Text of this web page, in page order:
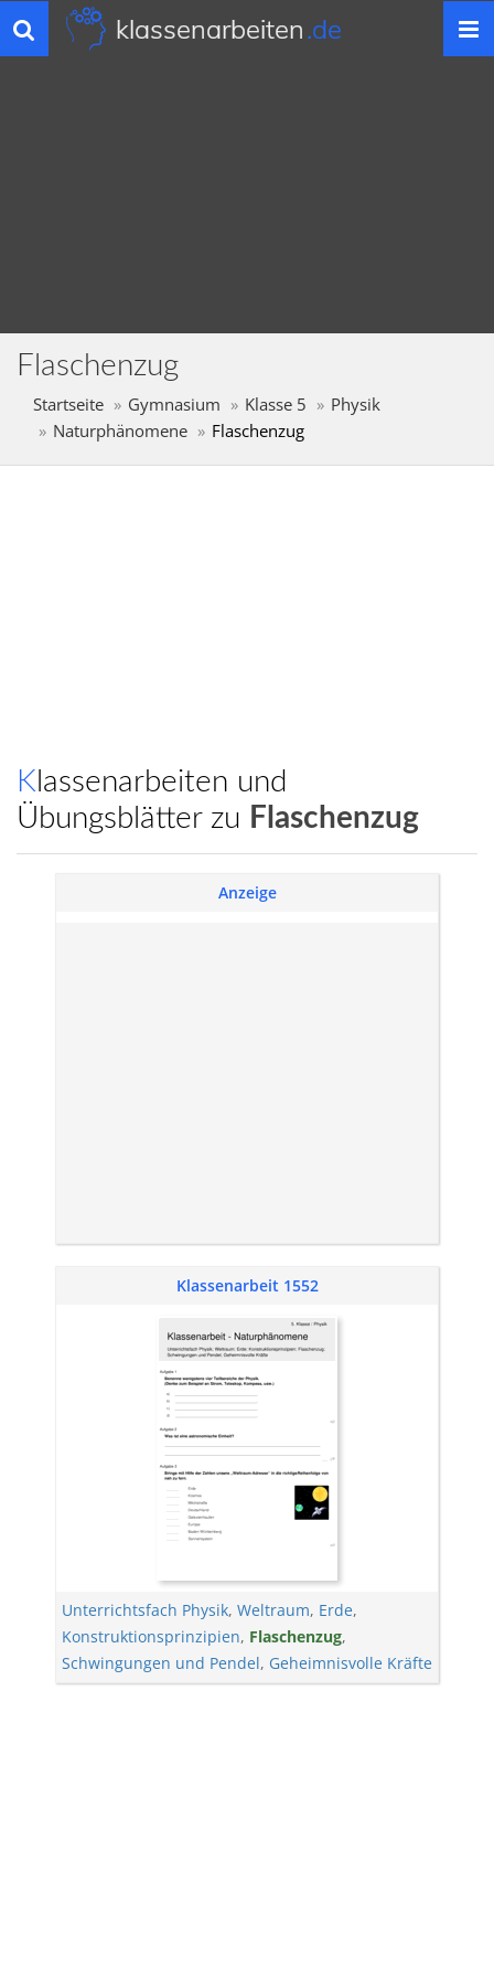
Toggle
navigation
klassenarbeiten.de
Flaschenzug
Startseite Gymnasium Klasse 5
Physik
Naturphänomene
Flaschenzug
Klassenarbeiten und
Übungsblätter zu Flaschenzug
Anzeige
Klassenarbeit 1552
Unterrichtsfach Physik, Weltraum, Erde,
Konstruktionsprinzipien, Flaschenzug,
Schwingungen und Pendel, Geheimnisvolle Kräfte